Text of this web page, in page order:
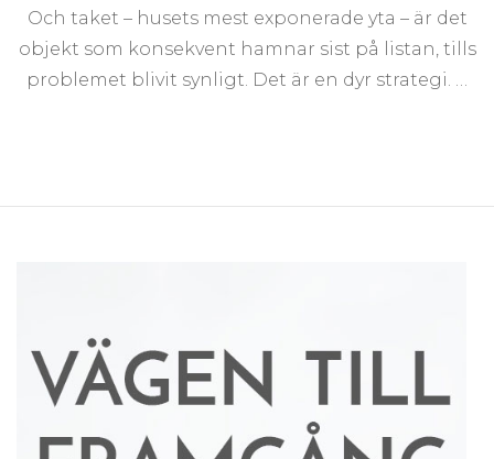
Och taket – husets mest exponerade yta – är det
objekt som konsekvent hamnar sist på listan, tills
problemet blivit synligt. Det är en dyr strategi. …